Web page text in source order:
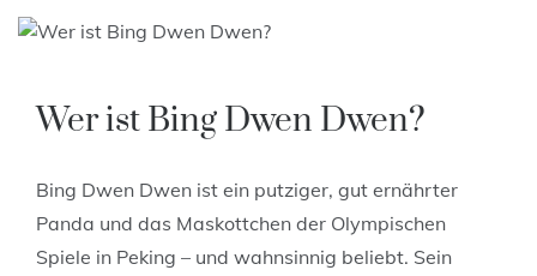
Wer ist Bing Dwen Dwen?
Bing Dwen Dwen ist ein putziger, gut ernährter
Panda und das Maskottchen der Olympischen
Spiele in Peking – und wahnsinnig beliebt. Sein